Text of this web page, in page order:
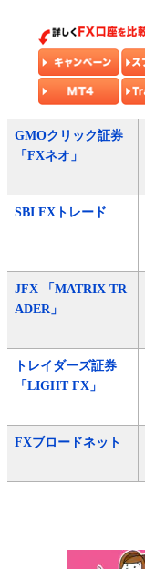
GMOクリック証券
「FXネオ」
SBI FXトレード
JFX 「MATRIX TR
ADER」
トレイダーズ証券
「LIGHT FX」
FXブロードネット